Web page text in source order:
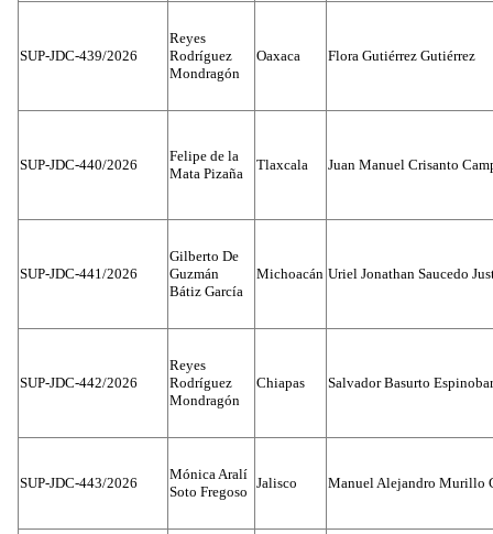
SUP-JDC-439/2026
Reyes
Rodríguez
Mondragón
Oaxaca Flora Gutiérrez Gutiérrez
SUP-JDC-440/2026
Felipe de la
Mata Pizaña
Tlaxcala Juan Manuel Crisanto
SUP-JDC-441/2026
Gilberto De
Guzmán
Bátiz García
Michoacán Uriel Jonathan Saucedo
SUP-JDC-442/2026
Reyes
Rodríguez
Mondragón
Chiapas Salvador Basurto
SUP-JDC-443/2026
Mónica Aralí
Soto Fregoso
Jalisco Manuel Alejandro Murillo